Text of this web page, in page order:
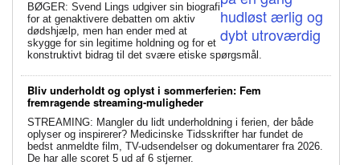
BØGER: Svend Lings udgiver sin biografi
for at genaktivere debatten om aktiv
dødshjælp, men han ender med at
skygge for sin legitime holdning og for et
konstruktivt bidrag til det svære etiske spørgsmål.
Bliv underholdt og oplyst i sommerferien: Fem
fremragende streaming-muligheder
STREAMING: Mangler du lidt underholdning i ferien, der både
oplyser og inspirerer? Medicinske Tidsskrifter har fundet de
bedst anmeldte film, TV-udsendelser og dokumentarer fra 2026.
De har alle scoret 5 ud af 6 stjerner.